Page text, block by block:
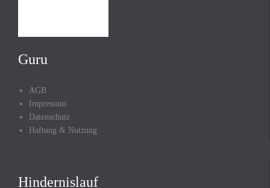
Guru
AGB
Impressum
Datenschutz
Haftung & Nutzung
Hindernislauf